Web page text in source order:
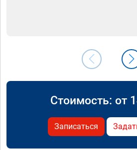
Стоимость: от
Записаться